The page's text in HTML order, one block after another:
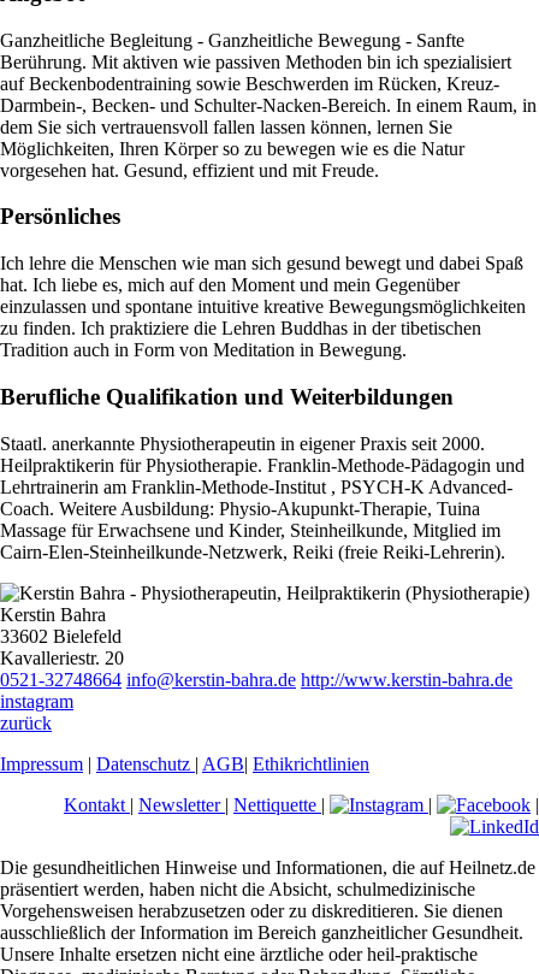
Ganzheitliche Begleitung - Ganzheitliche Bewegung - Sanfte
Berührung. Mit aktiven wie passiven Methoden bin ich spezialisiert
auf Beckenbodentraining sowie Beschwerden im Rücken, Kreuz-
Darmbein-, Becken- und Schulter-Nacken-Bereich. In einem Raum, in
dem Sie sich vertrauensvoll fallen lassen können, lernen Sie
Möglichkeiten, Ihren Körper so zu bewegen wie es die Natur
vorgesehen hat. Gesund, effizient und mit Freude.
Persönliches
Ich lehre die Menschen wie man sich gesund bewegt und dabei Spaß
hat. Ich liebe es, mich auf den Moment und mein Gegenüber
einzulassen und spontane intuitive kreative Bewegungsmöglichkeiten
zu finden. Ich praktiziere die Lehren Buddhas in der tibetischen
Tradition auch in Form von Meditation in Bewegung.
Berufliche Qualifikation und Weiterbildungen
Staatl. anerkannte Physiotherapeutin in eigener Praxis seit 2000.
Heilpraktikerin für Physiotherapie. Franklin-Methode-Pädagogin und
Lehrtrainerin am Franklin-Methode-Institut , PSYCH-K Advanced-
Coach. Weitere Ausbildung: Physio-Akupunkt-Therapie, Tuina
Massage für Erwachsene und Kinder, Steinheilkunde, Mitglied im
Cairn-Elen-Steinheilkunde-Netzwerk, Reiki (freie Reiki-Lehrerin).
Kerstin Bahra
33602 Bielefeld
Kavalleriestr. 20
0521-32748664 info@kerstin-bahra.de http://www.kerstin-bahra.de
instagram
zurück
Impressum | Datenschutz | AGB| Ethikrichtlinien
Kontakt | Newsletter | Nettiquette | | |
Die gesundheitlichen Hinweise und Informationen, die auf Heilnetz.de
präsentiert werden, haben nicht die Absicht, schulmedizinische
Vorgehensweisen herabzusetzen oder zu diskreditieren. Sie dienen
ausschließlich der Information im Bereich ganzheitlicher Gesundheit.
Unsere Inhalte ersetzen nicht eine ärztliche oder heil-praktische